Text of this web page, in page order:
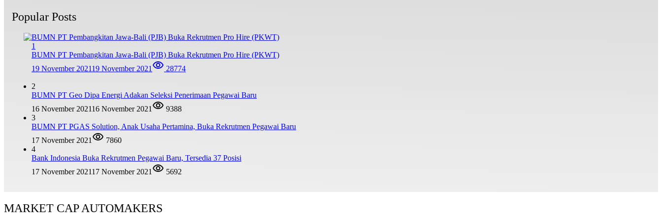
Popular Posts
1
BUMN PT Pembangkitan Jawa-Bali (PJB) Buka Rekrutmen Pro Hire (PKWT)
19 November 202119 November 2021 28774
2
BUMN PT Geo Dipa Energi Adakan Seleksi Penerimaan Pegawai Baru
16 November 202116 November 2021
9388
3
BUMN PT PGAS Solution, Anak Usaha Pertamina, Buka Rekrutmen Pegawai Baru
17 November 2021
7860
4
Bank Indonesia Buka Rekrutmen Pegawai Baru, Tersedia 37 Posisi
17 November 202117 November 2021 5692
MARKET CAP AUTOMAKERS